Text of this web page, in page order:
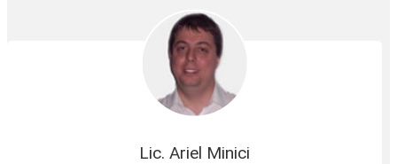
Lic. Ariel Minici